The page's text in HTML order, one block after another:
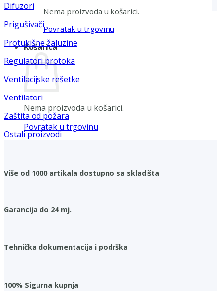
Nema proizvoda u košarici.
Povratak u trgovinu
Košarica
Nema proizvoda u košarici.
Povratak u trgovinu
Difuzori
Prigušivači
Protukišne žaluzine
Regulatori protoka
Ventilacijske rešetke
Ventilatori
Zaštita od požara
Ostali proizvodi
Više od 1000 artikala dostupno sa skladišta
Garancija do 24 mj.
Tehnička dokumentacija i podrška
100% Sigurna kupnja